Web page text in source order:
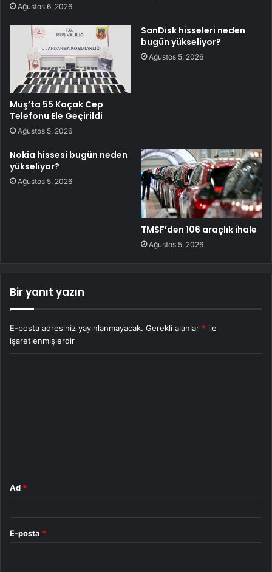
Ağustos 6, 2026
Muş’ta 55 Kaçak Cep
Telefonu Ele Geçirildi
Ağustos 5, 2026
SanDisk hisseleri neden
bugün yükseliyor?
Ağustos 5, 2026
Nokia hissesi bugün neden
yükseliyor?
Ağustos 5, 2026
TMSF’den 106 araçlık ihale
Ağustos 5, 2026
Bir yanıt yazın
E-posta adresiniz yayınlanmayacak. Gerekli alanlar * ile
işaretlenmişlerdir
Ad *
E-posta *